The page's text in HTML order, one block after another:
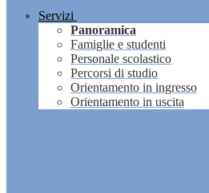
Servizi
Panoramica
Famiglie e studenti
Personale scolastico
Percorsi di studio
Orientamento in ingresso
Orientamento in uscita